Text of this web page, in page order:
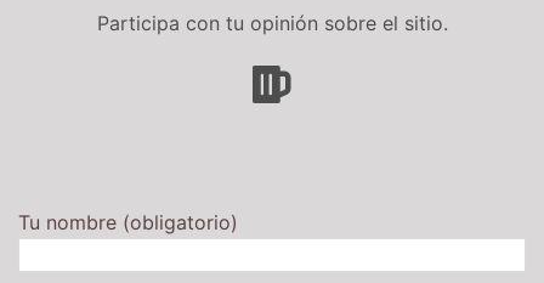
Participa con tu opinión sobre el sitio.
Tu nombre (obligatorio)